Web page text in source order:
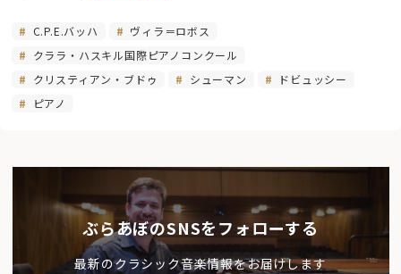
C.P.E.バッハ
ヴィラ＝ロボス
クララ・ハスキル国際ピアノコンクール
クリスティアン・ブドゥ
シューマン
ドビュッシー
ピアノ
ぶらあぼのSNSをフォローする
最新のクラシック音楽情報をお届けします